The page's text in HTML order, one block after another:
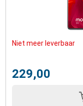
Niet meer leverbaar
229,00